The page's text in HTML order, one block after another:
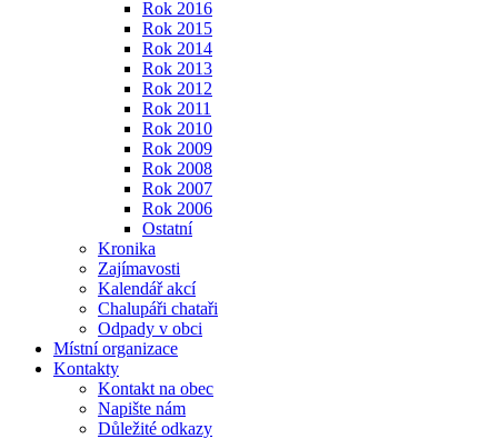
Rok 2016
Rok 2015
Rok 2014
Rok 2013
Rok 2012
Rok 2011
Rok 2010
Rok 2009
Rok 2008
Rok 2007
Rok 2006
Ostatní
Kronika
Zajímavosti
Kalendář akcí
Chalupáři chataři
Odpady v obci
Místní organizace
Kontakty
Kontakt na obec
Napište nám
Důležité odkazy